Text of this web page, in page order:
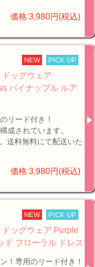
価格:3,980円(税込)
NEW PICK UP
ッグウェア
パイナップル ルア
リード付き！
成されています。
送料無料にて配送いた
価格:3,980円(税込)
NEW PICK UP
ッグウェア Purple
ド フローラル ドレス
！専用のリード付き！